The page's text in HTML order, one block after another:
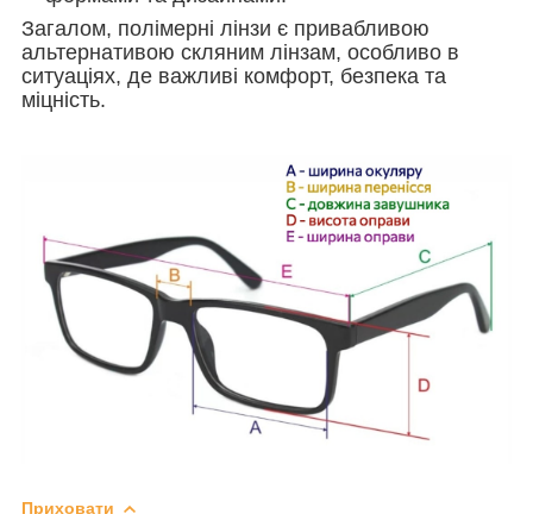
Загалом, полімерні лінзи є привабливою
альтернативою скляним лінзам, особливо в
ситуаціях, де важливі комфорт, безпека та
міцність.
Приховати